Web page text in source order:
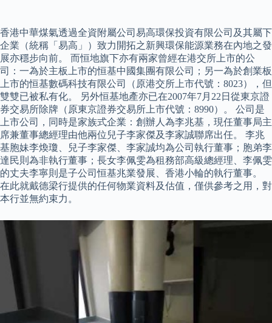
香港中華煤氣透過全資附屬公司易高環保投資有限公司及其屬下
企業（統稱「易高」）致力開拓之新興環保能源業務在內地之發
展亦穩步向前。 而恒地旗下亦有兩家曾經在港交所上市的公
司：一為於主板上市的恒基中國集團有限公司；另一為於創業板
上市的恒基數碼科技有限公司（原港交所上市代號：8023），但
雙雙已被私有化。 另外恒基地產亦已在2007年7月22日從東京證
券交易所除牌（原東京證券交易所上市代號：8990）。 公司是
上市公司，同時是家族式企業：創辦人為李兆基，現任董事局主
席兼董事總經理由他兩位兒子李家傑及李家誠聯席出任。 李兆
基胞妹李煥瓊、兒子李家傑、李家誠均為公司執行董事；胞弟李
達民則為非執行董事；長女李佩雯為租務部高級總經理、李佩雯
的丈夫李寧則是子公司恒基兆業發展、香港小輪的執行董事。
在此就戴德梁行提供的任何物業資料及估值，僅供參考之用，對
本行並無約束力。